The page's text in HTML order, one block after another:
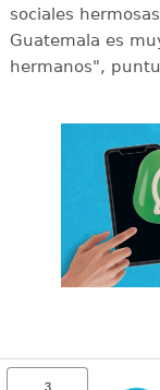
sociales
Guatemala es
hermanos",
3